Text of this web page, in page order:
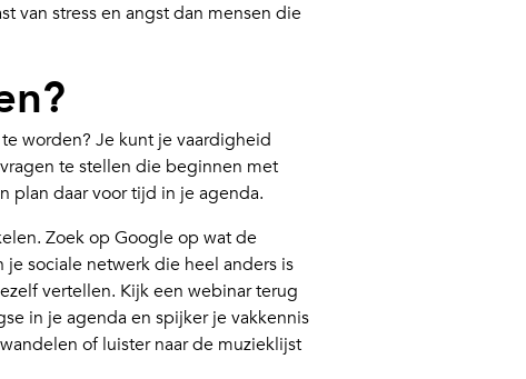
van stress en angst dan mensen die
worden? Je kunt je vaardigheid
te stellen die beginnen met
plan daar voor tijd in je agenda.
Zoek op Google op wat de
sociale netwerk die heel anders is
vertellen. Kijk een webinar terug
in je agenda en spijker je vakkennis
of luister naar de muzieklijst